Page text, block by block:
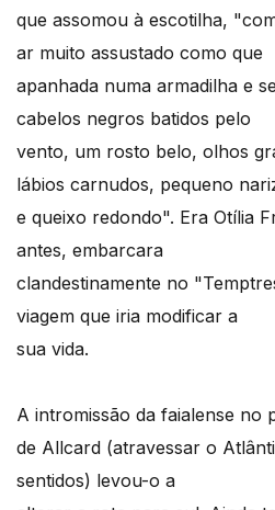
que assomou à escotilha,
ar muito assustado como que
apanhada numa armadilha e
cabelos negros batidos pelo
vento, um rosto belo, olhos
lábios carnudos, pequeno
e queixo redondo". Era Otília
antes, embarcara
clandestinamente no
viagem que iria modificar a
sua vida.
A intromissão da faialense no
de Allcard (atravessar o
sentidos) levou-o a